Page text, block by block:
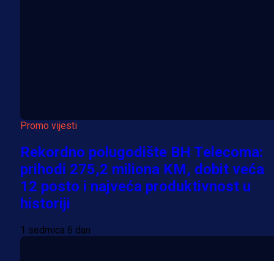
Promo vijesti
Rekordno polugodište BH Telecoma:
prihodi 275,2 miliona KM, dobit veća
12 posto i najveća produktivnost u
historiji
1 sedmica 6 dan